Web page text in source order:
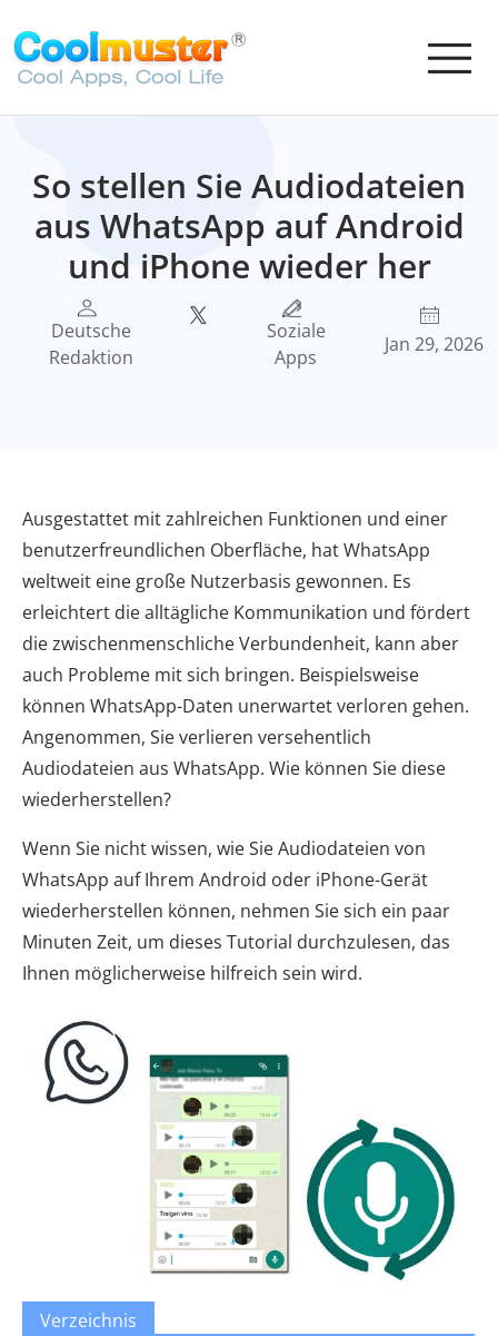
So stellen Sie Audiodateien
aus WhatsApp auf Android
und iPhone wieder her
Deutsche
Redaktion
Soziale
Apps
Jan 29, 2026
Ausgestattet mit zahlreichen Funktionen und einer
benutzerfreundlichen Oberfläche, hat WhatsApp
weltweit eine große Nutzerbasis gewonnen. Es
erleichtert die alltägliche Kommunikation und fördert
die zwischenmenschliche Verbundenheit, kann aber
auch Probleme mit sich bringen. Beispielsweise
können WhatsApp-Daten unerwartet verloren gehen.
Angenommen, Sie verlieren versehentlich
Audiodateien aus WhatsApp. Wie können Sie diese
wiederherstellen?
Wenn Sie nicht wissen, wie Sie Audiodateien von
WhatsApp auf Ihrem Android oder iPhone-Gerät
wiederherstellen können, nehmen Sie sich ein paar
Minuten Zeit, um dieses Tutorial durchzulesen, das
Ihnen möglicherweise hilfreich sein wird.
Verzeichnis